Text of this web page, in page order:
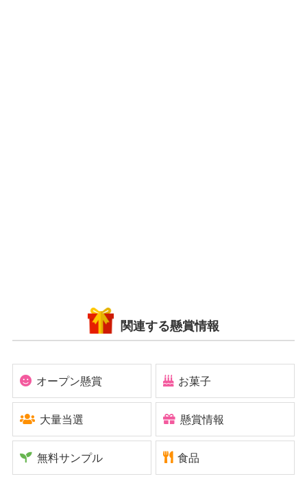
関連する懸賞情報
オープン懸賞 お菓子
大量当選 懸賞情報
無料サンプル 食品